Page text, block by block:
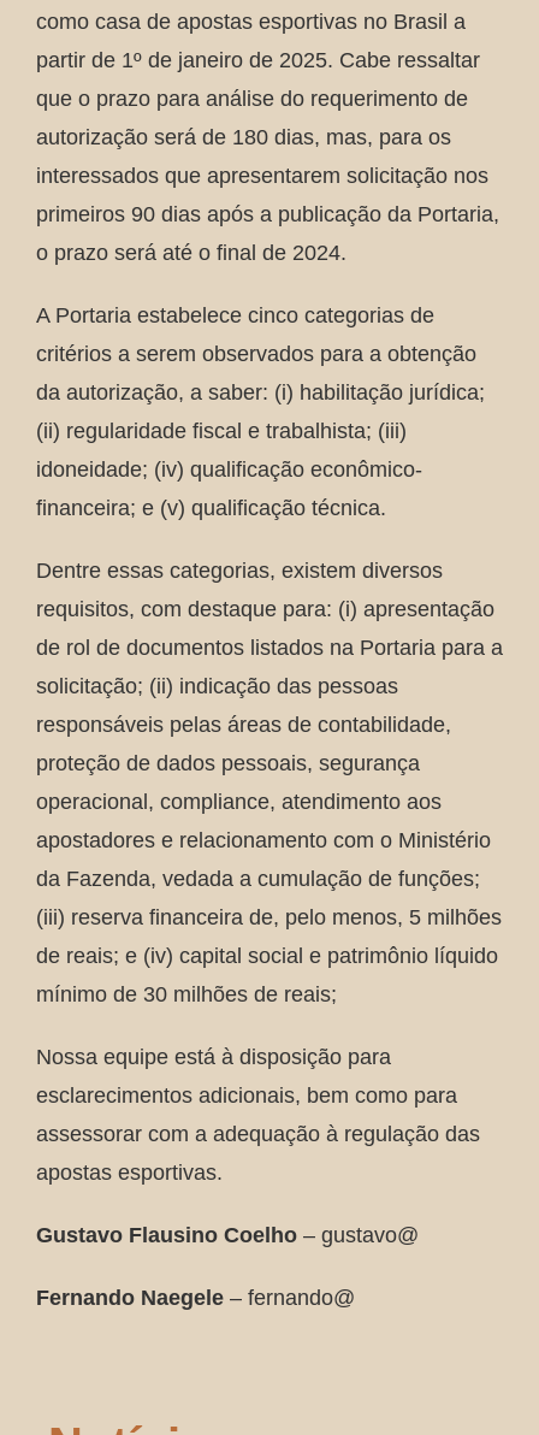
como casa de apostas esportivas no Brasil a
partir de 1º de janeiro de 2025. Cabe ressaltar
que o prazo para análise do requerimento de
autorização será de 180 dias, mas, para os
interessados que apresentarem solicitação nos
primeiros 90 dias após a publicação da Portaria,
o prazo será até o final de 2024.
A Portaria estabelece cinco categorias de
critérios a serem observados para a obtenção
da autorização, a saber: (i) habilitação jurídica;
(ii) regularidade fiscal e trabalhista; (iii)
idoneidade; (iv) qualificação econômico-
financeira; e (v) qualificação técnica.
Dentre essas categorias, existem diversos
requisitos, com destaque para: (i) apresentação
de rol de documentos listados na Portaria para a
solicitação; (ii) indicação das pessoas
responsáveis pelas áreas de contabilidade,
proteção de dados pessoais, segurança
operacional, compliance, atendimento aos
apostadores e relacionamento com o Ministério
da Fazenda, vedada a cumulação de funções;
(iii) reserva financeira de, pelo menos, 5 milhões
de reais; e (iv) capital social e patrimônio líquido
mínimo de 30 milhões de reais;
Nossa equipe está à disposição para
esclarecimentos adicionais, bem como para
assessorar com a adequação à regulação das
apostas esportivas.
Gustavo Flausino Coelho – gustavo@
Fernando Naegele – fernando@